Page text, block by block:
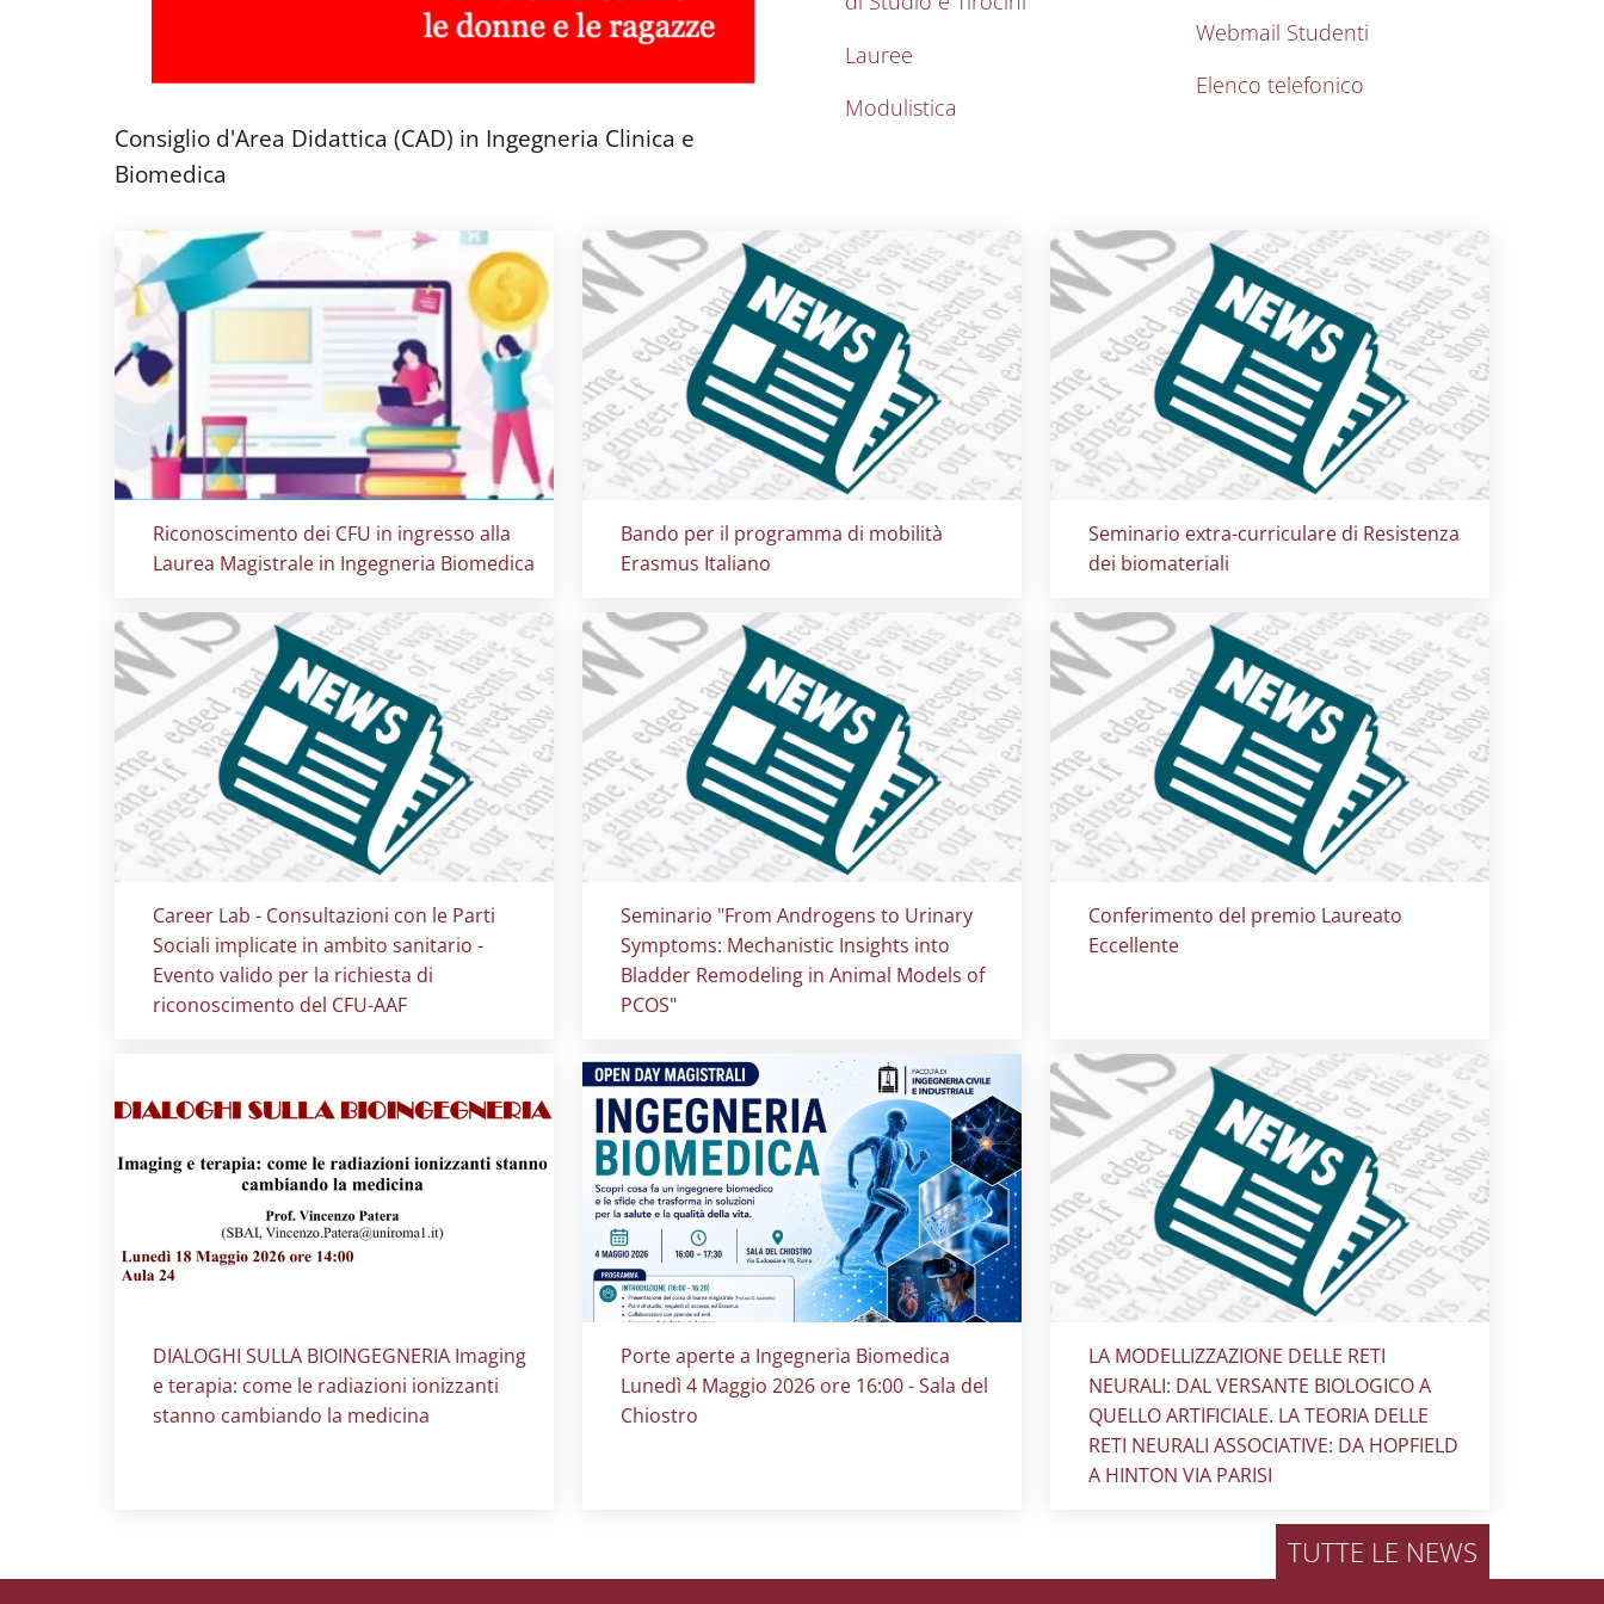
Consiglio d'Area Didattica (CAD) in Ingegneria Clinica e
Biomedica
Lauree
Modulistica
Webmail Studenti
Elenco telefonico
Titolo card:
Riconoscimento dei CFU in ingresso alla
Laurea Magistrale in Ingegneria Biomedica
Titolo card :
Bando per il programma di mobilità
Erasmus Italiano
Titolo card:
Seminario extra-curriculare di Resistenza
dei biomateriali
Titolo card :
Career Lab - Consultazioni con le Parti
Sociali implicate in ambito sanitario -
Evento valido per la richiesta di
riconoscimento del CFU-AAF
Titolo card:
Seminario "From Androgens to Urinary
Symptoms: Mechanistic Insights into
Bladder Remodeling in Animal Models of
PCOS"
Titolo card:
Conferimento del premio Laureato
Eccellente
Titolo card:
DIALOGHI SULLA BIOINGEGNERIA Imaging
e terapia: come le radiazioni ionizzanti
stanno cambiando la medicina
Titolo card:
Porte aperte a Ingegneria Biomedica
Lunedì 4 Maggio 2026 ore 16:00 - Sala del
Chiostro
Titolo card:
LA MODELLIZZAZIONE DELLE RETI
NEURALI: DAL VERSANTE BIOLOGICO A
QUELLO ARTIFICIALE. LA TEORIA DELLE
RETI NEURALI ASSOCIATIVE: DA HOPFIELD
A HINTON VIA PARISI
TUTTE LE NEWS